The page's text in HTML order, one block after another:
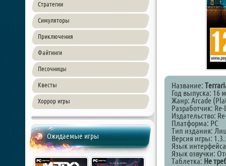
Стратегии
Симуляторы
Приключения
Файтинги
Песочницы
Квесты
Хоррор игры
Ожидаемые игры
Название:
Год выпуска: 16
Жанр: Arcade
Разработчик:
Издательство:
Платформа: PC
Тип издания:
Версия игры:
Язык
Язык озвучки:
Таблетка: Не